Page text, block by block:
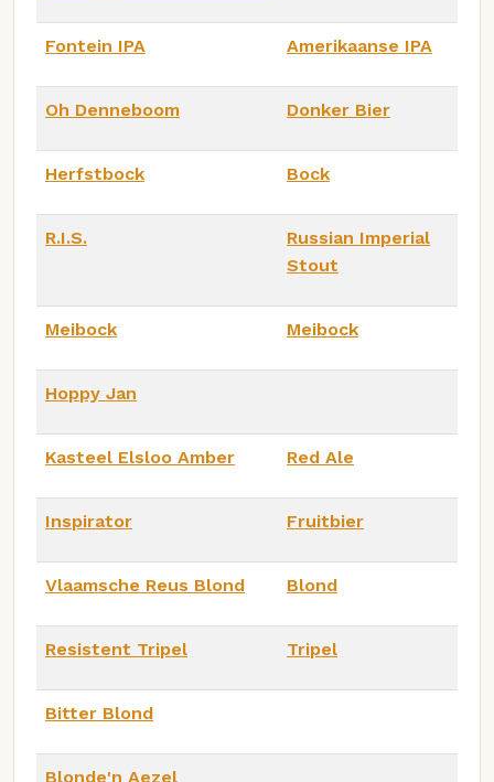
Fontein IPA Amerikaanse IPA
Oh Denneboom Donker Bier
Herfstbock Bock
R.I.S.
Russian Imperial
Stout
Meibock Meibock
Hoppy Jan
Kasteel Elsloo Amber Red Ale
Inspirator Fruitbier
Vlaamsche Reus Blond Blond
Resistent Tripel Tripel
Bitter Blond
Blonde'n Aezel